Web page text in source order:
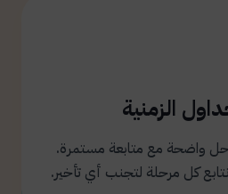
الزمنية
واضحة مع متابعة مستمرة.
كل مرحلة لتجنب أي تأخير.